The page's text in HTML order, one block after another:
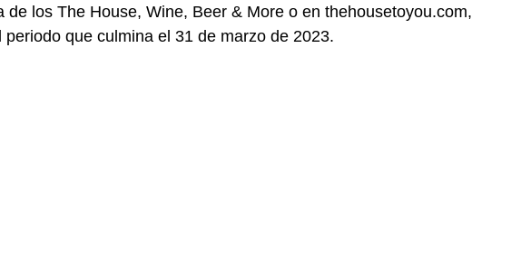
de los The House, Wine, Beer & More o en thehousetoyou.com,
periodo que culmina el 31 de marzo de 2023.